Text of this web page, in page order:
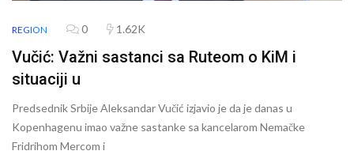
REGION 0 1.62K
Vučić: Važni sastanci sa Ruteom o KiM i
situaciji u
Predsednik Srbije Aleksandar Vučić izjavio je da je danas u
Kopenhagenu imao važne sastanke sa kancelarom Nemačke
Fridrihom Mercom i